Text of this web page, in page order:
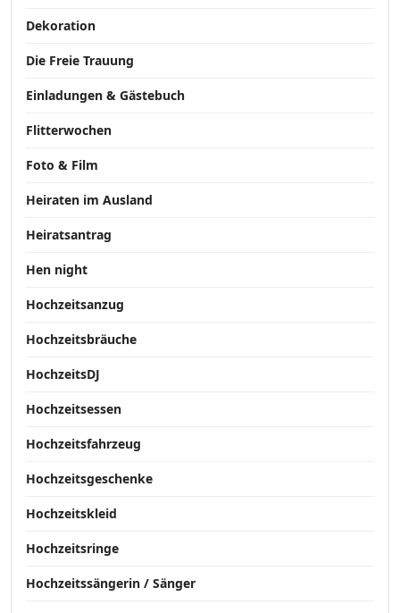
Dekoration
Die Freie Trauung
Einladungen & Gästebuch
Flitterwochen
Foto & Film
Heiraten im Ausland
Heiratsantrag
Hen night
Hochzeitsanzug
Hochzeitsbräuche
HochzeitsDJ
Hochzeitsessen
Hochzeitsfahrzeug
Hochzeitsgeschenke
Hochzeitskleid
Hochzeitsringe
Hochzeitssängerin / Sänger